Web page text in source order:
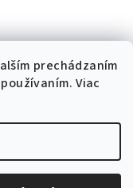
prechádzaním
Viac
vyhradené.